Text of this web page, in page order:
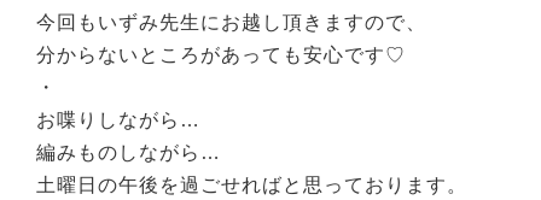
今回もいずみ先生にお越し頂きますので、
分からないところがあっても安心です♡
・
お喋りしながら…
編みものしながら…
土曜日の午後を過ごせればと思っております。